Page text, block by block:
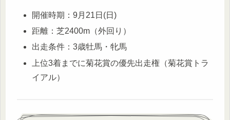
開催時期：9月21日(日)
距離：芝2400m（外回り）
出走条件：3歳牡馬・牝馬
上位3着までに菊花賞の優先出走権（菊花賞トラ
イアル）